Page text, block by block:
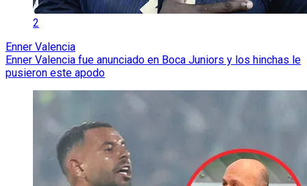
2
Enner Valencia
Enner Valencia fue anunciado en Boca Juniors y los hinchas le
pusieron este apodo